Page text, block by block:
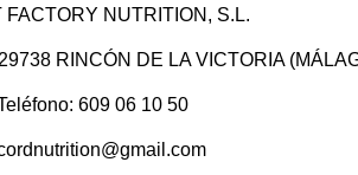
FACTORY NUTRITION, S.L.
RINCÓN DE LA VICTORIA
609 06 10 50